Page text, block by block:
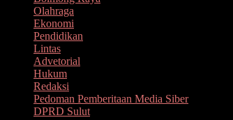
Olahraga
Ekonomi
Pendidikan
Lintas
Advetorial
Hukum
Redaksi
Pedoman Pemberitaan Media Siber
DPRD Sulut